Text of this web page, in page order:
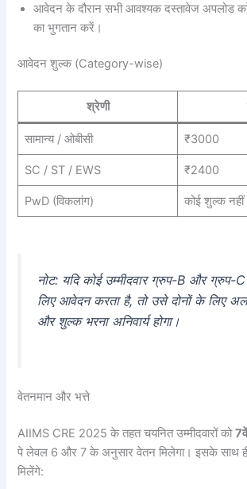
आवेदन के दौरान सभी आवश्यक दस्तावेज
का भुगतान करें।
आवेदन शुल्क (Category-wise)
श्रेणी
सामान्य / ओबीसी ₹3000
SC / ST / EWS ₹2400
PwD (विकलांग) कोई शुल्क नहीं
नोट: यदि कोई उम्मीदवार ग्रुप-B और ग्रुप-C
लिए आवेदन करता है, तो उसे दोनों के लिए
और शुल्क भरना अनिवार्य होगा।
वेतनमान और भत्ते
AIIMS CRE 2025 के तहत चयनित उम्मीदवारों को
पे लेवल 6 और 7 के अनुसार वेतन मिलेगा। इसके साथ ही
मिलेंगे: